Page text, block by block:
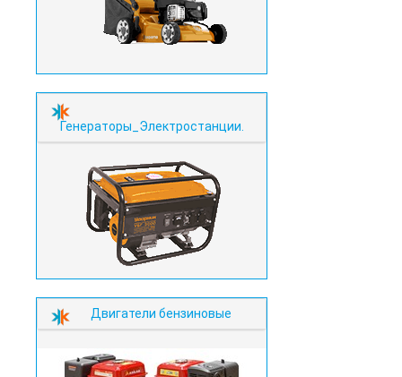
Генераторы_Электростанции.
Двигатели бензиновые